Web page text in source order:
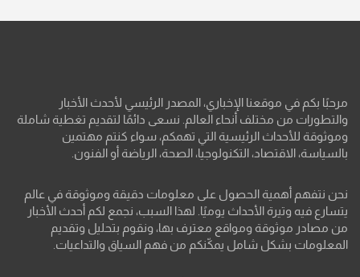
مرحبًا بكم في موقعنا الإخباري، المصدر الرئيسي لأحدث الأخبار
والتطورات من مختلف أنحاء العالم. نسعى دائمًا لتقديم تغطية شاملة
وموثوقة للأحداث الرئيسية التي تهمكم، سواء كنتم مهتمين
بالسياسة، الاقتصاد، التكنولوجيا، الصحة، الرياضة أو الفنون.
نحن نتفهم أهمية الحصول على معلومات دقيقة وموثوقة في عالم
يتسارع فيه وتيرة الأحداث يوميًا. لهذا السبب، نجمع لكم أحدث الأخبار
من مصادر موثوقة ومواقع معترف بها، ونقوم بتحليل وتقديم
المعلومات بشكل شامل يمكّنكم من فهم السياق والتداعيات.